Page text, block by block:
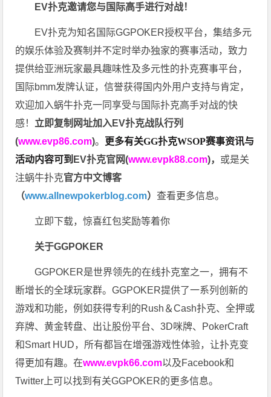
EV扑克邀请您与国际高手进行对战！
EV扑克为知名国际GGPOKER授权平台，集结多元
的娱乐体验及赛制并不定时举办独家的赛事活动，致力
提供给亚洲玩家最具趣味性及多元性的扑克赛事平台，
国际bmm发牌认证，信誉获得国内外用户支持与肯定，
欢迎加入蜗牛扑克一同享受与国际扑克高手对战的快
感！ 立即复制网址加入EV扑克战队行列
(www.evp86.com)。 更多有关GG扑克WSOP赛事资讯与
活动内容可到 EV扑克官网(www.evpk88.com)， 或是关
注蜗牛扑克官方中文博客
（www.allnewpokerblog.com）查看更多信息。
立即下载，惊喜红包奖励等着你
关于GGPOKER
GGPOKER是世界领先的在线扑克室之一，拥有不
断增长的全球玩家群。GGPOKER提供了一系列创新的
游戏和功能，例如获得专利的Rush＆Cash扑克、全押或
弃牌、黄金转盘、出让股份平台、3D咪牌、PokerCraft
和Smart HUD，所有都旨在增强游戏性体验，让扑克变
得更加有趣。在www.evpk66.com以及Facebook和
Twitter上可以找到有关GGPOKER的更多信息。